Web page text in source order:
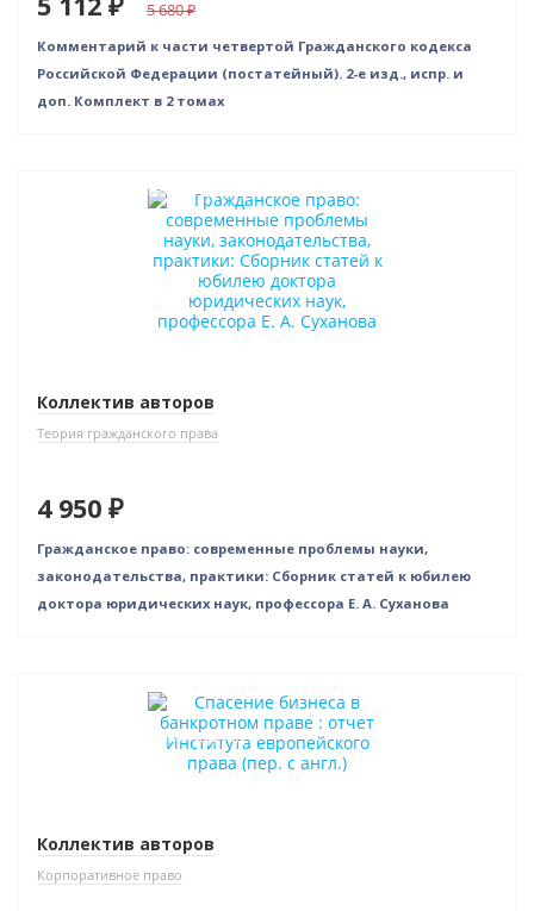
5 680
Комментарий к части четвертой Гражданского кодекса
Российской Федерации (постатейный). 2-е изд., испр. и
доп. Комплект в 2 томах
Индивидуальный подход
Коллектив авторов
Теория гражданского права
4 950 ₽
Гражданское право: современные проблемы науки,
законодательства, практики: Сборник статей к юбилею
доктора юридических наук, профессора Е. А. Суханова
Индивидуальный подход
Коллектив авторов
Корпоративное право